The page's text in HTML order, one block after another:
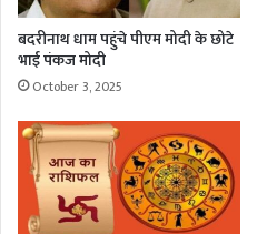
बदरीनाथ धाम पहुंचे पीएम मोदी के छोटे
भाई पंकज मोदी
October 3, 2025